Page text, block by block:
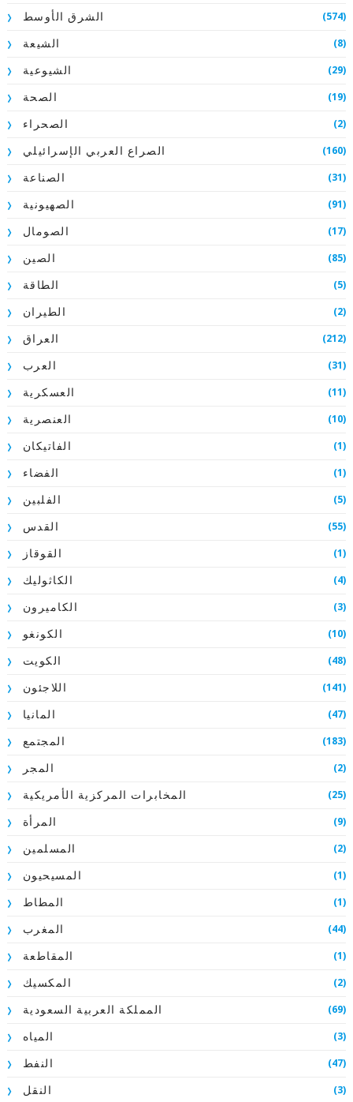
الشرق الأوسط (574)
الشيعة (8)
الشيوعية (29)
الصحة (19)
الصحراء (2)
الصراع العربي الإسرائيلي (160)
الصناعة (31)
الصهيونية (91)
الصومال (17)
الصين (85)
الطاقة (5)
الطيران (2)
العراق (212)
العرب (31)
العسكرية (11)
العنصرية (10)
الفاتيكان (1)
الفضاء (1)
الفلبين (5)
القدس (55)
القوقاز (1)
الكاثوليك (4)
الكاميرون (3)
الكونغو (10)
الكويت (48)
اللاجئون (141)
المانيا (47)
المجتمع (183)
المجر (2)
المخابرات المركزية الأمريكية (25)
المرأة (9)
المسلمين (2)
المسيحيون (1)
المطاط (1)
المغرب (44)
المقاطعة (1)
المكسيك (2)
المملكة العربية السعودية (69)
المياه (3)
النفط (47)
النقل (3)